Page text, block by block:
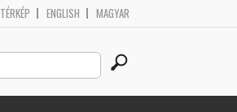
TÉRKÉP ENGLISH MAGYAR
Search
this
site